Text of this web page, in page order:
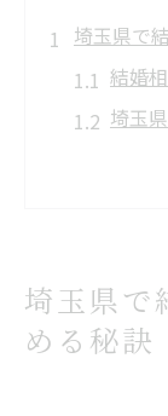
埼玉県で
結婚
埼玉
満足
埼玉
満足度重
結婚
埼玉県で
める秘訣